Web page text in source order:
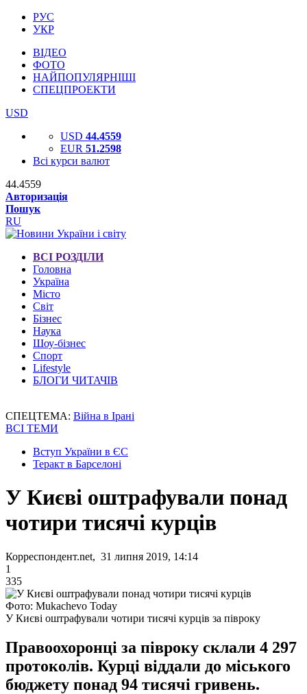
РУС
УКР
ВІДЕО
ФОТО
НАЙПОПУЛЯРНІШІ
СПЕЦПРОЕКТИ
USD
USD 44.4559
EUR 51.2598
Всі курси валют
44.4559
Авторизація
Пошук
RU
ВСІ РОЗДІЛИ
Головна
Україна
Місто
Світ
Бізнес
Наука
Шоу-бізнес
Спорт
Lifestyle
БЛОГИ ЧИТАЧІВ
СПЕЦТЕМА: Війна в Ірані
ВСІ ТЕМИ
Вступ України в ЄС
Теракт в Барселоні
У Києві оштрафували понад
чотири тисячі курців
Корреспондент.net, 31 липня 2019, 14:14
1
335
Фото: Mukachevo Today
У Києві оштрафували чотири тисячі курців за півроку
Правоохоронці за півроку склали 4 297
протоколів. Курці віддали до міського
бюджету понад 94 тисячі гривень.